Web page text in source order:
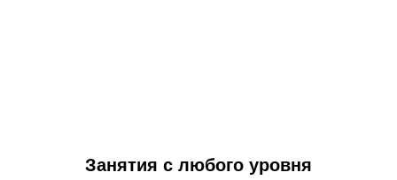
Занятия с любого уровня